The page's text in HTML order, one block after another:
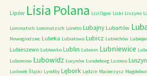
Lipów Lisia Polana Lisi Ogon Liski Liszyno
Lommatsch Lommatzsch Loretto Lubajny Lubartów
Nowogrodziec Lubeka Lubiatowo Lubicz Lubiechów
Lubieszewo Lublewko Lublin Lubmin Lubniewice
Lubomino Lubowidz Lucynów Lundeborg Lusowo Luszyn
Lwówek Śląski Lyndby Lębork Lędzin Macierzysz